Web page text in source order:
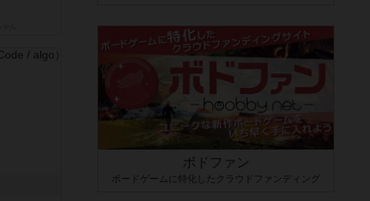
ボドファン
ボードゲームに特化したクラウドファンディング